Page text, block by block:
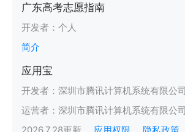
广东高考志愿指南
开发者： 个人
简介
应用宝
开发者： 深圳市腾讯计算机系统有限公司
运营者： 深圳市腾讯计算机系统有限公司